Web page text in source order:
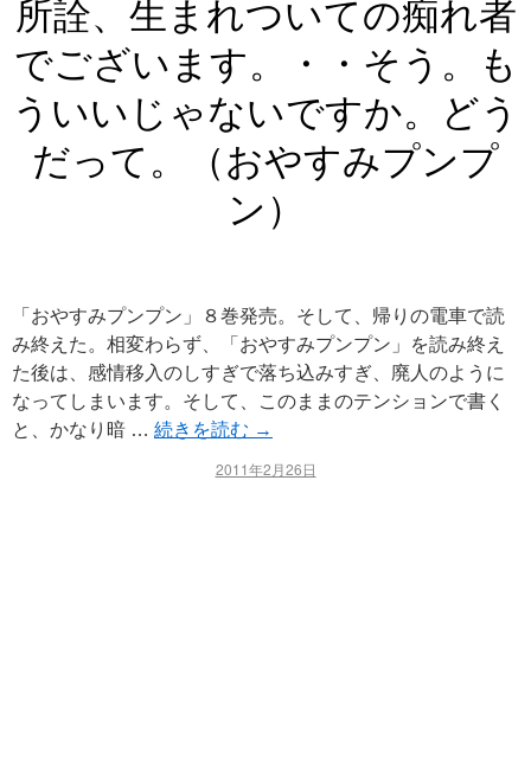
所詮、生まれついての痴れ者
でございます。・・そう。も
ういいじゃないですか。どう
だって。（おやすみプンプ
ン）
「おやすみプンプン」８巻発売。そして、帰りの電車で読
み終えた。相変わらず、「おやすみプンプン」を読み終え
た後は、感情移入のしすぎで落ち込みすぎ、廃人のように
なってしまいます。そして、このままのテンションで書く
と、かなり暗 … 続きを読む →
2011年2月26日